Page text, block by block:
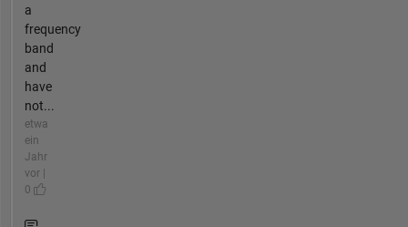
a
frequency
band
and
have
not...
etwa
ein
Jahr
vor |
0